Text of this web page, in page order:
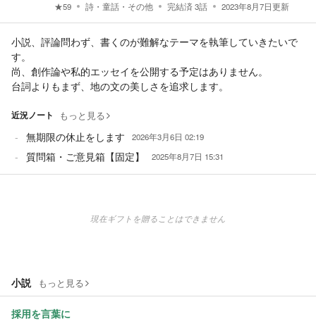
★59 詩・童話・その他 完結済3話 2023年8月7日更新
小説、評論問わず、書くのが難解なテーマを執筆していきたいで
す。
尚、創作論や私的エッセイを公開する予定はありません。
台詞よりもまず、地の文の美しさを追求します。
近況ノート もっと見る
無期限の休止をします 2026年3月6日 02:19
質問箱・ご意見箱【固定】 2025年8月7日 15:31
現在ギフトを贈ることはできません
小説 もっと見る
採用を言葉に